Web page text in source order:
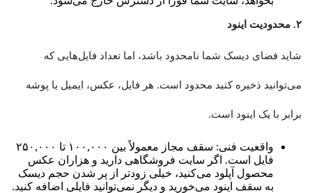
۲. محدودیت اینود
شاید فضای دیسک شما نامحدود باشد، اما تعداد فایل‌هایی که
می‌توانید ذخیره کنید محدود است. هر فایل، عکس، ایمیل یا پوشه
برابر با یک اینود است.
واقعیت فنی: سقف مجاز معمولاً بین ۱۰۰,۰۰۰ تا ۲۵۰,۰۰۰
فایل است. اگر سایت فروشگاهی دارید و هزاران عکس
محصول آپلود می‌کنید، خیلی زودتر از پر شدن حجم دیسک
به سقف اینود می‌خورید و دیگر نمی‌توانید فایلی اضافه کنید.